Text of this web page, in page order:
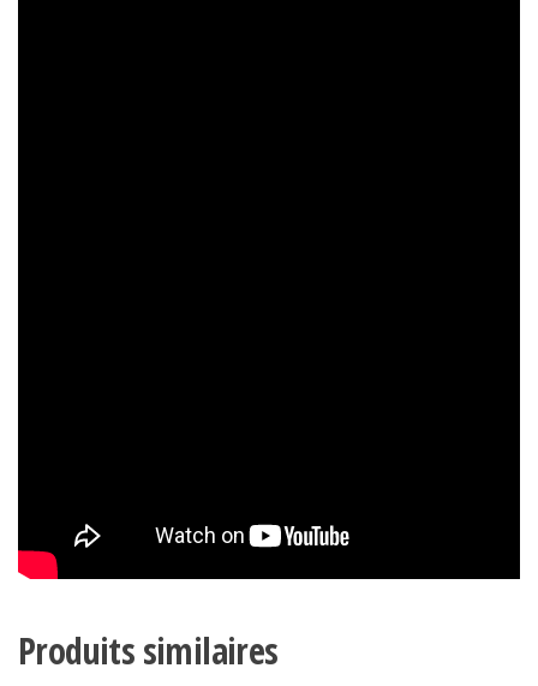
Produits similaires